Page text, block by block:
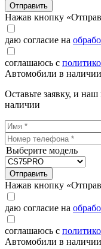
Отправить
Нажав кнопку
даю согласие на
соглашаюсь с
Автомобили в наличии
Оставьте заявку, и
наличии
Выберите модель
Отправить
Нажав кнопку
даю согласие на
соглашаюсь с
Автомобили в наличии